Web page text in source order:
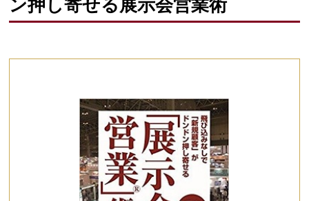
ン押し寄せる展示会営業術